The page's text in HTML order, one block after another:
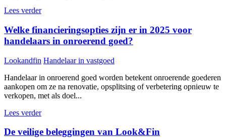
Lees verder
Welke financieringsopties zijn er in 2025 voor
handelaars in onroerend goed?
Lookandfin Handelaar in vastgoed
Handelaar in onroerend goed worden betekent onroerende goederen
aankopen om ze na renovatie, opsplitsing of verbetering opnieuw te
verkopen, met als doel...
Lees verder
De veilige beleggingen van Look&Fin